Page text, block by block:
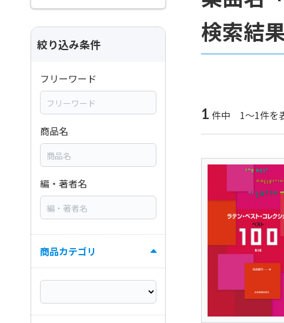
検索結
1 件中 1～1件を
絞り込み条件
フリーワード
商品名
編・著者名
商品カテゴリ